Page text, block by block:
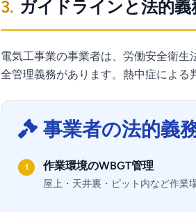
3. ガイドラインと法的義
電気工事業の事業者は、労働安全衛
全管理義務があります。熱中症による
事業者の法的義
1 作業環境のWBGT管理
屋上・天井裏・ピット内など作業